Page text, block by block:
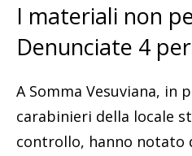
I materiali non
Denunciate 4
A Somma Vesuviana, in
carabinieri della locale
controllo, hanno notato